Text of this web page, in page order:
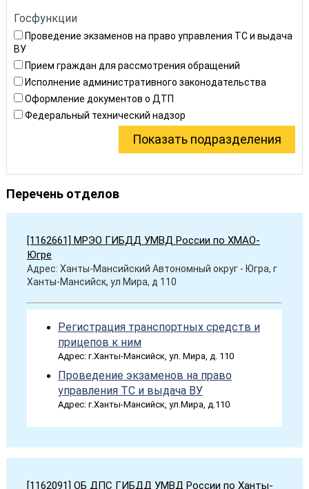
Госфункции
Проведение экзаменов на право управления ТС и выдача
ВУ
Прием граждан для рассмотрения обращений
Исполнение административного законодательства
Оформление документов о ДТП
Федеральный технический надзор
Перечень отделов
[1162661] МРЭО ГИБДД УМВД России по ХМАО-
Югре
Адрес: Ханты-Мансийский Автономный округ - Югра, г
Ханты-Мансийск, ул Мира, д 110
Регистрация транспортных средств и
прицепов к ним
Адрес: г.Ханты-Мансийск, ул. Мира, д. 110
Проведение экзаменов на право
управления ТС и выдача ВУ
Адрес: г.Ханты-Мансийск, ул.Мира, д.110
[1162091] ОБ ДПС ГИБДД УМВД России по Ханты-